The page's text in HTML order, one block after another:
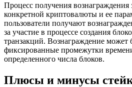
Процесс получения вознаграждения
конкретной криптовалюты и ее
пользователи получают
за участие в процессе создания
транзакций. Вознаграждение может
фиксированные промежутки
определенного числа блоков.
Плюсы и минусы